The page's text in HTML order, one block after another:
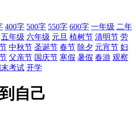
400字 500字 550字 600字 一年级 二年
五年级 六年级 元旦 植树节 清明节 劳
中秋节 圣诞节 春节 除夕 元宵节 妇
父亲节 国庆节 寒假 暑假 春游 观察
考试 开学
自己